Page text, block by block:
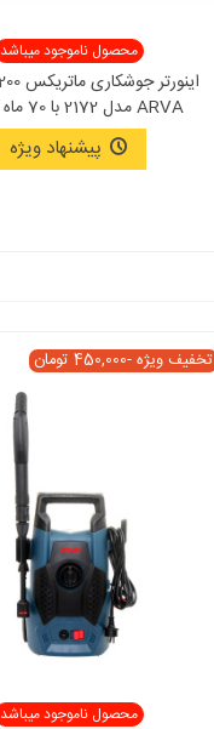
محصول ناموجود میباشد
ARVA مدل 2172 با 70 ماه گارانتی
پیشنهاد ویژه
تخفیف ویژه-450,000 تومان
محصول ناموجود میباشد